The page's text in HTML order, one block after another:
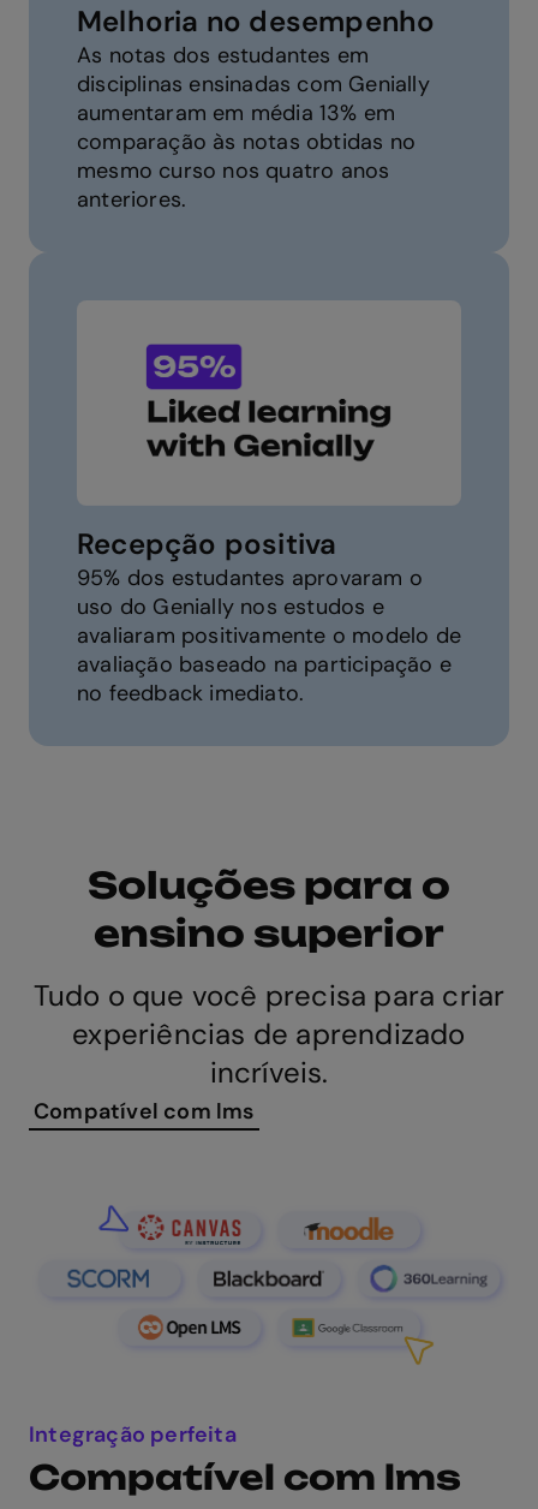
Melhoria no desempenho
As notas dos estudantes em
disciplinas ensinadas com Genially
aumentaram em média 13% em
comparação às notas obtidas no
mesmo curso nos quatro anos
anteriores.
Recepção positiva
95% dos estudantes aprovaram o
uso do Genially nos estudos e
avaliaram positivamente o modelo de
avaliação baseado na participação e
no feedback imediato.
Soluções para o
ensino superior
Tudo o que você precisa para criar
experiências de aprendizado
incríveis.
Compatível com lms
Integração perfeita
Compatível com lms